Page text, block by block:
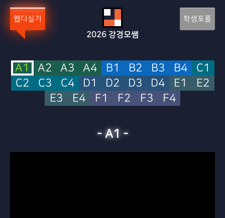
웹디실기 학생포폴
2026 강경모쌤
A1 A2 A3 A4 B1 B2 B3 B4
C1
C2
C3 C4 D1 D2 D3 D4 E1
E2
E3
E4 F1 F2 F3 F4
-A1 -